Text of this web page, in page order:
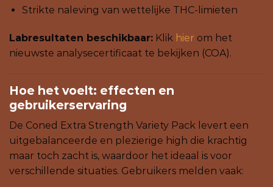
Strikte naleving van wettelijke THC-limieten
Labresultaten beschikbaar: Klik hier om het
nieuwste analysecertificaat te bekijken (COA).
Hoe het voelt: effecten en
gebruikerservaring
De Coned Extra Strength Variety Pack levert een
uitgebalanceerde en plezierige high die krachtig
maar toch zacht is, waardoor het ideaal is voor
verschillende situaties. Gebruikers melden vaak: